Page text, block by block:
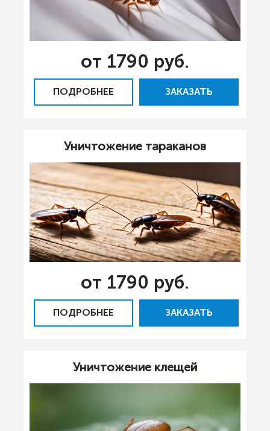
от 1790 руб.
ПОДРОБНЕЕ ЗАКАЗАТЬ
Уничтожение тараканов
от 1790 руб.
ПОДРОБНЕЕ ЗАКАЗАТЬ
Уничтожение клещей